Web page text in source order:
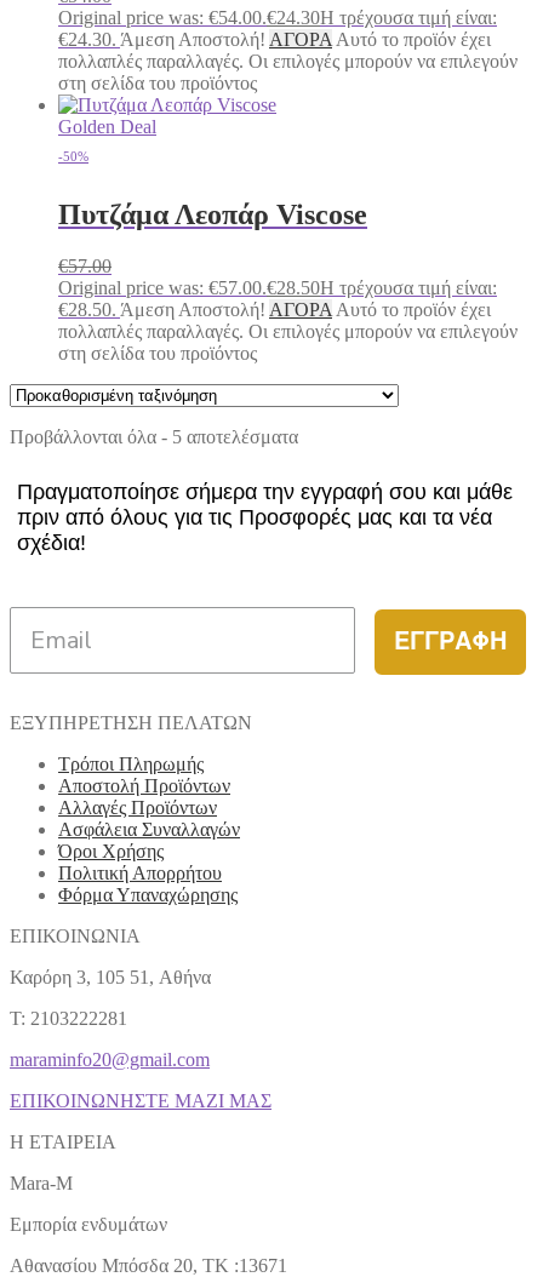
Original price was: €54.00.€24.30Η τρέχουσα τιμή είναι:
€24.30. Άμεση Αποστολή! ΑΓΟΡΑ Αυτό το προϊόν έχει
πολλαπλές παραλλαγές. Οι επιλογές μπορούν να επιλεγούν
στη σελίδα του προϊόντος
Golden Deal
-50%
Πυτζάμα Λεοπάρ Viscose
€57.00
Original price was: €57.00.€28.50Η τρέχουσα τιμή είναι:
€28.50. Άμεση Αποστολή! ΑΓΟΡΑ Αυτό το προϊόν έχει
πολλαπλές παραλλαγές. Οι επιλογές μπορούν να επιλεγούν
στη σελίδα του προϊόντος
Προβάλλονται όλα - 5 αποτελέσματα
Πραγματοποίησε σήμερα την εγγραφή σου και μάθε
πριν από όλους για τις Προσφορές μας και τα νέα
σχέδια!
ΕΓΓΡΑΦΗ
ΕΞΥΠΗΡΕΤΗΣΗ ΠΕΛΑΤΩΝ
Τρόποι Πληρωμής
Αποστολή Προϊόντων
Αλλαγές Προϊόντων
Ασφάλεια Συναλλαγών
Όροι Χρήσης
Πολιτική Απορρήτου
Φόρμα Υπαναχώρησης
ΕΠΙΚΟΙΝΩΝΙΑ
Καρόρη 3, 105 51, Aθήνα
T: 2103222281
maraminfo20@gmail.com
ΕΠΙΚΟΙΝΩΝΗΣΤΕ ΜΑΖΙ ΜΑΣ
H ETAIΡΕΙΑ
Mara-M
Εμπορία ενδυμάτων
Αθανασίου Μπόσδα 20, ΤΚ :13671